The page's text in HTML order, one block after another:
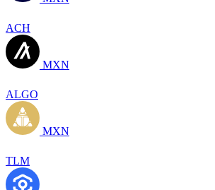
ACH
MXN
ALGO
MXN
TLM